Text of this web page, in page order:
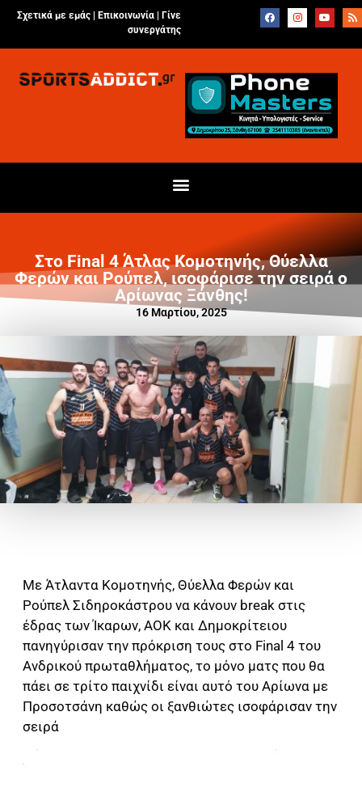
Σχετικά με εμάς | Επικοινωνία
Γίνε
συνεργάτης
Στο Final 4 Άτλας Κομοτηνής, Θύελλα
Φερών και Ρούπελ, ισοφάρισε την σειρά ο
Αρίωνας Ξάνθης!
16 Μαρτίου, 2025
Με Άτλαντα Κομοτηνής, Θύελλα Φερών και
Ρούπελ Σιδηροκάστρου να κάνουν break στις
έδρας των Ίκαρων, ΑΟΚ και Δημοκρίτειου
πανηγύρισαν την πρόκριση τους στο Final 4 του
Ανδρικού πρωταθλήματος, το μόνο ματς που θα
πάει σε τρίτο παιχνίδι είναι αυτό του Αρίωνα με
Προσοτσάνη καθώς οι ξανθιώτες ισοφάρισαν την
σειρά